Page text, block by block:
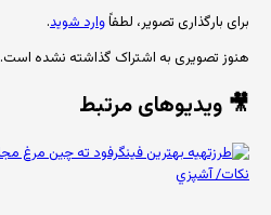
برای بارگذاری تصویر، لطفاًوارد شوید.
هنوز تصویری به اشتراک گذاشته نشده است.
🎥 ویدیوهای مرتبط